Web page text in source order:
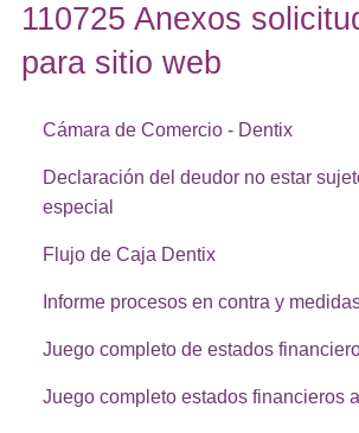
110725 Anexos
para sitio web
Cámara de Comercio - Dentix
Declaración del deudor no estar
especial
Flujo de Caja Dentix
Informe procesos en contra y
Juego completo de estados
Juego completo estados financieros